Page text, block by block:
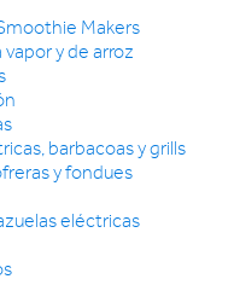
Makers
y de arroz
barbacoas y grills
y fondues
eléctricas